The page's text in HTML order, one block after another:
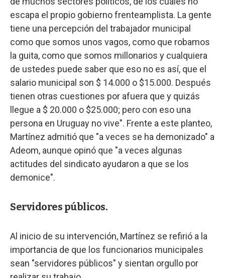
escapa el propio gobierno frenteamplista. La gente
tiene una percepción del trabajador municipal
como que somos unos vagos, como que robamos
la guita, como que somos millonarios y cualquiera
de ustedes puede saber que eso no es así, que el
salario municipal son $ 14.000 o $15.000. Después
tienen otras cuestiones por afuera que y quizás
llegue a $ 20.000 o $25.000; pero con eso una
persona en Uruguay no vive". Frente a este planteo,
Martínez admitió que "a veces se ha demonizado" a
Adeom, aunque opinó que "a veces algunas
actitudes del sindicato ayudaron a que se los
demonice".
Servidores públicos.
Al inicio de su intervención, Martínez se refirió a la
importancia de que los funcionarios municipales
sean "servidores públicos" y sientan orgullo por